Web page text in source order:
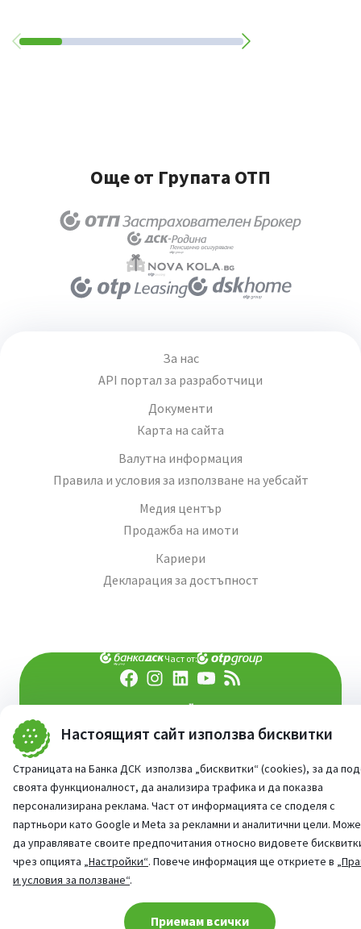
Настоящият сайт използва бисквитки
Страницата на Банка ДСК използва „бисквитки“ (cookies), за да
своята функционалност, да анализира трафика и да показва
персонализирана реклама. Част от информацията се споделя с
партньори като Google и Meta за рекламни и аналитични цели.
да управлявате своите предпочитания относно видовете
чрез опцията „Настройки“. Повече информация ще откриете в
и условия за ползване“.
Приемам всички
Още от Групата ОТП
За нас
API портал за разработчици
Документи
Карта на сайта
Валутна информация
Правила и условия за използване на уебсайт
Медия център
Продажба на имоти
Кариери
Декларация за достъпност
Част от:
При въпроси -попитай AI асистента ни
© 2026Всички права запазени
Cookie consent change